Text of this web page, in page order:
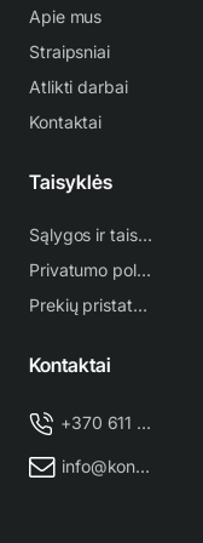
Apie mus
Straipsniai
Atlikti darbai
Kontaktai
Taisyklės
Sąlygos ir taisyklės
Privatumo politika
Prekių pristatymas
Kontaktai
+370 611 38 500
info@kondicionieriu-meistras.lt